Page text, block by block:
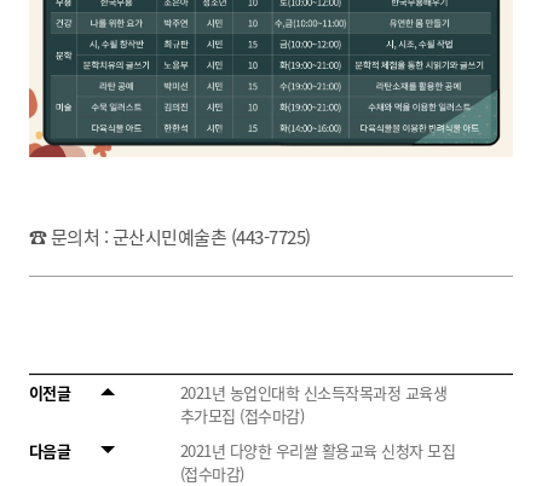
☎ 문의처 : 군산시민예술촌 (443-7725)
이전글
2021년 농업인대학 신소득작목과정 교육생
추가모집 (접수마감)
다음글
2021년 다양한 우리쌀 활용교육 신청자 모집
(접수마감)